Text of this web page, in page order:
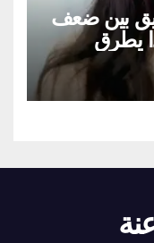
بين ضعف
يطرق